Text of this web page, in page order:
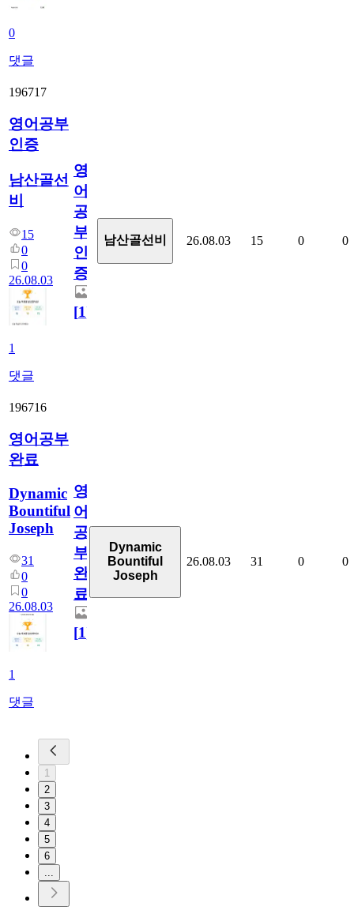
0
댓글
196717
영어공부
인증
남산골선
비
15
0
0
26.08.03
1
댓글
영
어
공
부
인
증
[1]
남산골선비 26.08.03 15 0 0
196716
영어공부
완료
Dynamic
Bountiful
Joseph
31
0
0
26.08.03
1
댓글
영
어
공
부
완
료
[1]
Dynamic
Bountiful
Joseph
26.08.03 31 0 0
1
2
3
4
5
6